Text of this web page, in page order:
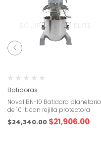
Batidoras
Noval BN-10 Batidora planetaria
de 10 lt. con rejilla protectora
$24,340.00 $21,906.00